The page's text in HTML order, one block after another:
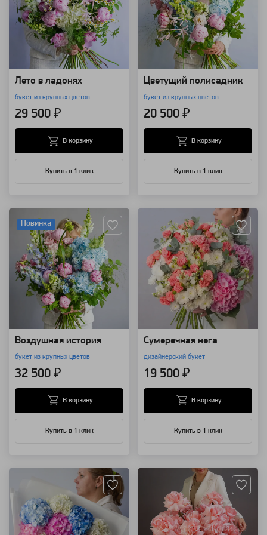
Лето в ладонях
букет из крупных цветов
29 500 ₽
Купить в 1 клик
В корзину
Цветущий полисадник
букет из крупных цветов
20 500 ₽
Купить в 1 клик
В корзину
Новинка
Воздушная история
букет из крупных цветов
32 500 ₽
Купить в 1 клик
В корзину
Сумеречная нега
дизайнерский букет
19 500 ₽
Купить в 1 клик
В корзину